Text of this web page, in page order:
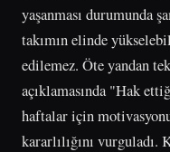
yaşanması durumunda
takımın elinde
edilemez. Öte yandan
açıklamasında "Hak
haftalar için
kararlılığını vurguladı.